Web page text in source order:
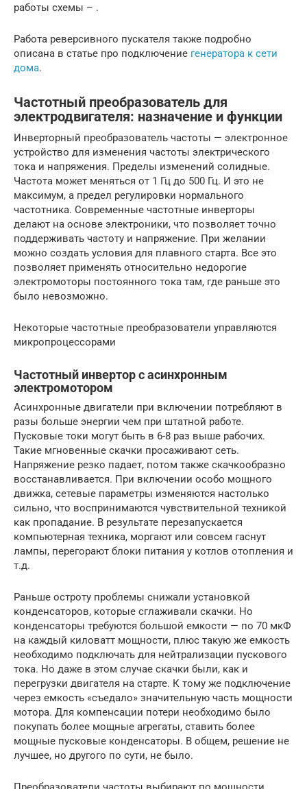
работы схемы – .
Работа реверсивного пускателя также подробно
описана в статье про подключение генератора к сети
дома.
Частотный преобразователь для
электродвигателя: назначение и функции
Инверторный преобразователь частоты — электронное
устройство для изменения частоты электрического
тока и напряжения. Пределы изменений солидные.
Частота может меняться от 1 Гц до 500 Гц. И это не
максимум, а предел регулировки нормального
частотника. Современные частотные инверторы
делают на основе электроники, что позволяет точно
поддерживать частоту и напряжение. При желании
можно создать условия для плавного старта. Все это
позволяет применять относительно недорогие
электромоторы постоянного тока там, где раньше это
было невозможно.
Некоторые частотные преобразователи управляются
микропроцессорами
Частотный инвертор с асинхронным
электромотором
Асинхронные двигатели при включении потребляют в
разы больше энергии чем при штатной работе.
Пусковые токи могут быть в 6-8 раз выше рабочих.
Такие мгновенные скачки просаживают сеть.
Напряжение резко падает, потом также скачкообразно
восстанавливается. При включении особо мощного
движка, сетевые параметры изменяются настолько
сильно, что воспринимаются чувствительной техникой
как пропадание. В результате перезапускается
компьютерная техника, моргают или совсем гаснут
лампы, перегорают блоки питания у котлов отопления и
т.д.
Раньше остроту проблемы снижали установкой
конденсаторов, которые сглаживали скачки. Но
конденсаторы требуются большой емкости — по 70 мкФ
на каждый киловатт мощности, плюс такую же емкость
необходимо подключать для нейтрализации пускового
тока. Но даже в этом случае скачки были, как и
перегрузки двигателя на старте. К тому же подключение
через емкость «съедало» значительную часть мощности
мотора. Для компенсации потери необходимо было
покупать более мощные агрегаты, ставить более
мощные пусковые конденсаторы. В общем, решение не
лучшее, но другого по сути, не было.